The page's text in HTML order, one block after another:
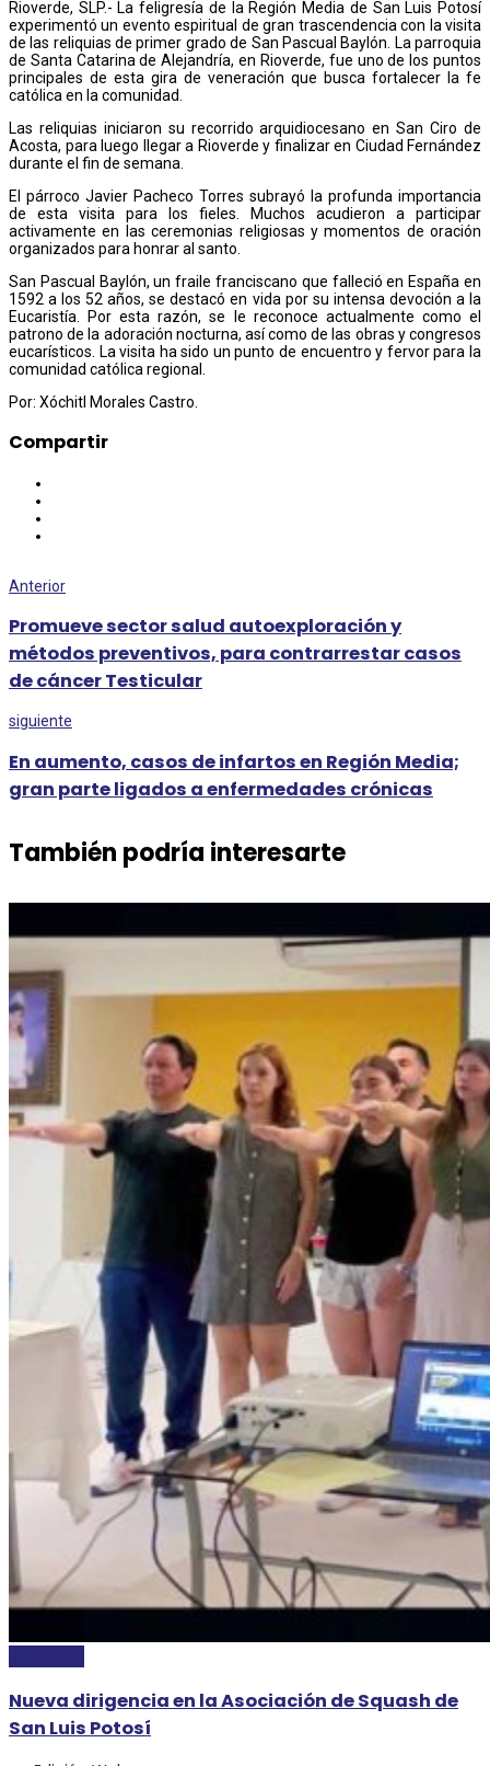
Rioverde, SLP.- La feligresía de la Región Media de San Luis Potosí
experimentó un evento espiritual de gran trascendencia con la visita
de las reliquias de primer grado de San Pascual Baylón. La parroquia
de Santa Catarina de Alejandría, en Rioverde, fue uno de los puntos
principales de esta gira de veneración que busca fortalecer la fe
católica en la comunidad.
Las reliquias iniciaron su recorrido arquidiocesano en San Ciro de
Acosta, para luego llegar a Rioverde y finalizar en Ciudad Fernández
durante el fin de semana.
El párroco Javier Pacheco Torres subrayó la profunda importancia
de esta visita para los fieles. Muchos acudieron a participar
activamente en las ceremonias religiosas y momentos de oración
organizados para honrar al santo.
San Pascual Baylón, un fraile franciscano que falleció en España en
1592 a los 52 años, se destacó en vida por su intensa devoción a la
Eucaristía. Por esta razón, se le reconoce actualmente como el
patrono de la adoración nocturna, así como de las obras y congresos
eucarísticos. La visita ha sido un punto de encuentro y fervor para la
comunidad católica regional.
Por: Xóchitl Morales Castro.
Compartir
Anterior
Promueve sector salud autoexploración y
métodos preventivos, para contrarrestar casos
de cáncer Testicular
siguiente
En aumento, casos de infartos en Región Media;
gran parte ligados a enfermedades crónicas
También podría interesarte
Nueva dirigencia en la Asociación de Squash de
San Luis Potosí